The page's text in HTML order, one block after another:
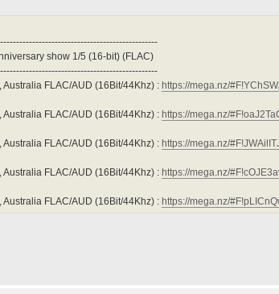
show 1/5 (16-bit) (FLAC)
FLAC/AUD (16Bit/44Khz) : https://mega.nz/
FLAC/AUD (16Bit/44Khz) : https://mega.nz/
FLAC/AUD (16Bit/44Khz) : https://mega.nz/
FLAC/AUD (16Bit/44Khz) : https://mega.nz/
FLAC/AUD (16Bit/44Khz) : https://mega.nz/